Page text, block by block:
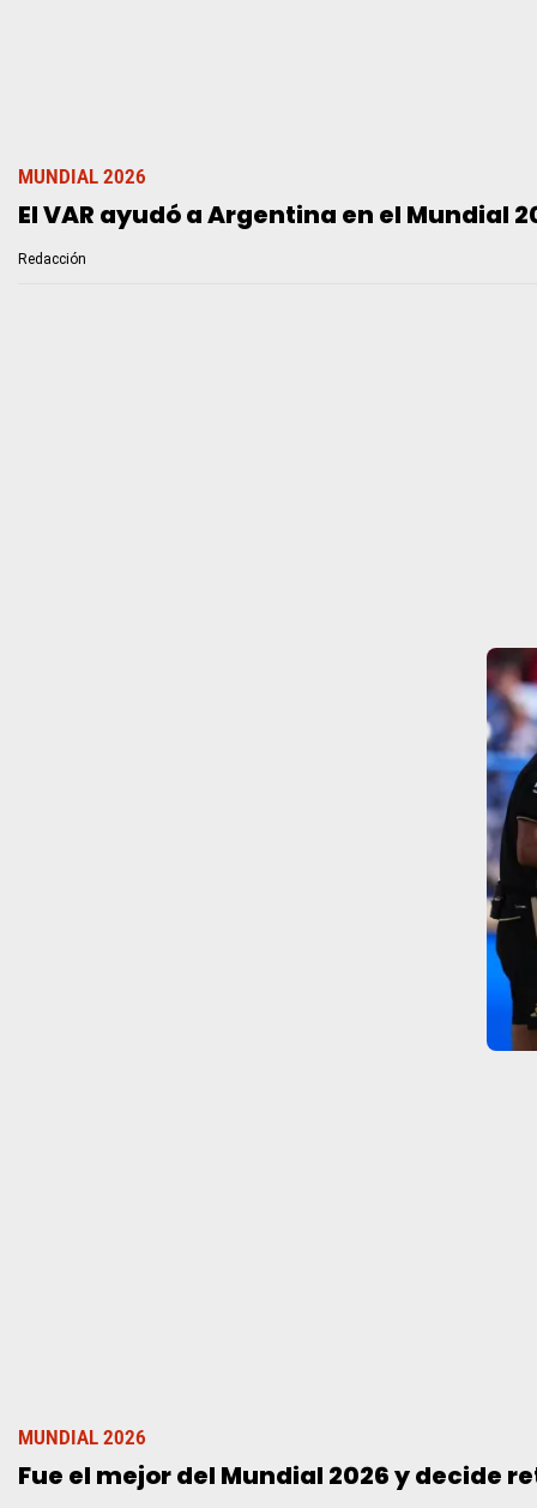
MUNDIAL 2026
El VAR ayudó a Argentina en el Mundial
Redacción
MUNDIAL 2026
Fue el mejor del Mundial 2026 y decide